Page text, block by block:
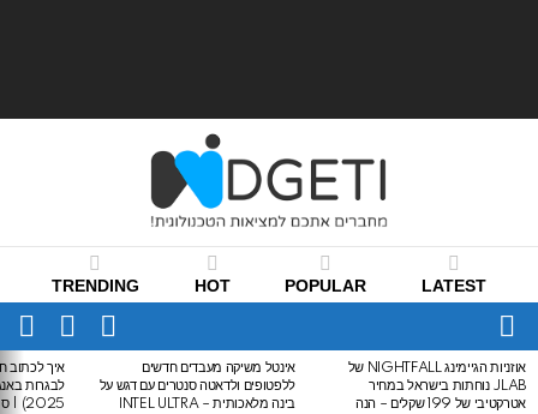
LATEST
POPULAR
HOT
TRENDING
Menu
SWITCH
SKIN
LATEST
STORIES
אוזניות הגיימינג NIGHTFALL של
JLAB נוחתות בישראל במחיר
אטרקטיבי של 199 שקלים – הנה
אינטל משיקה מעבדים חדשים
ללפטופים ולדאטה סנטרים עם דגש על
בינה מלאכותית – INTEL ULTRA
איך לכתוב
2025) | סיכום לבגרות באנגלית